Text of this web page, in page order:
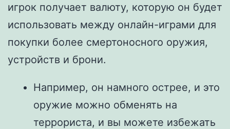
игрок получает валюту, которую он будет
использовать между онлайн-играми для
покупки более смертоносного оружия,
устройств и брони.
Например, он намного острее, и это
оружие можно обменять на
террориста, и вы можете избежать